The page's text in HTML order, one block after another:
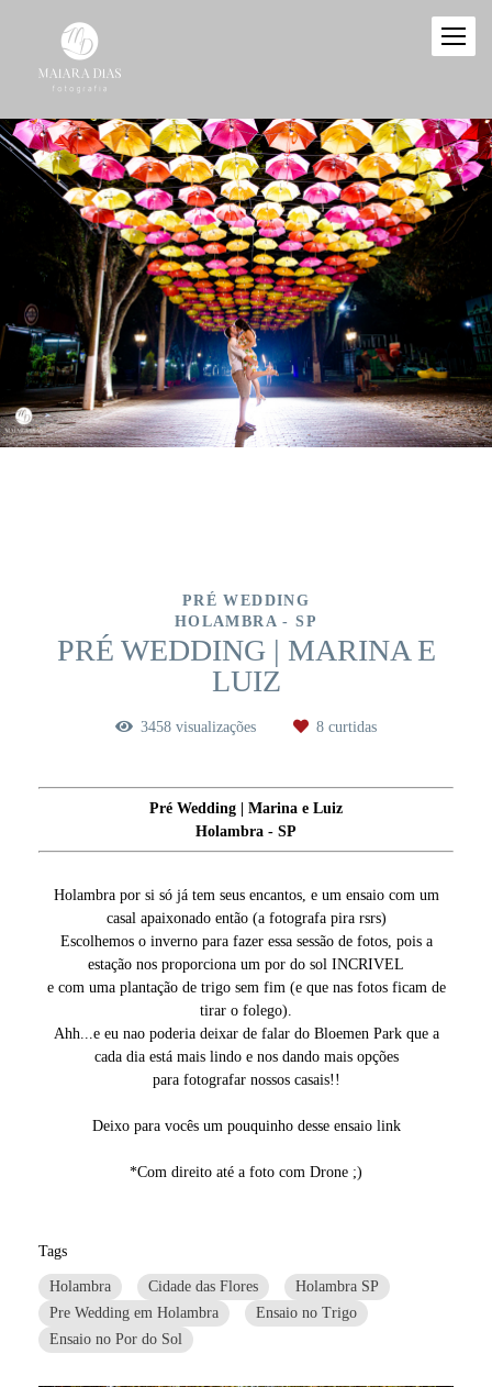
PRÉ WEDDING
HOLAMBRA - SP
PRÉ WEDDING | MARINA E
LUIZ
3458 visualizações 8 curtidas
Pré Wedding | Marina e Luiz
Holambra - SP
Holambra por si só já tem seus encantos, e um ensaio com um
casal apaixonado então (a fotografa pira rsrs)
Escolhemos o inverno para fazer essa sessão de fotos, pois a
estação nos proporciona um por do sol INCRIVEL
e com uma plantação de trigo sem fim (e que nas fotos ficam de
tirar o folego).
Ahh...e eu nao poderia deixar de falar do Bloemen Park que a
cada dia está mais lindo e nos dando mais opções
para fotografar nossos casais!!
Deixo para vocês um pouquinho desse ensaio link
*Com direito até a foto com Drone ;)
Tags
Holambra Cidade das Flores
Holambra SP
Pre Wedding em Holambra
Ensaio no Trigo
Ensaio no Por do Sol